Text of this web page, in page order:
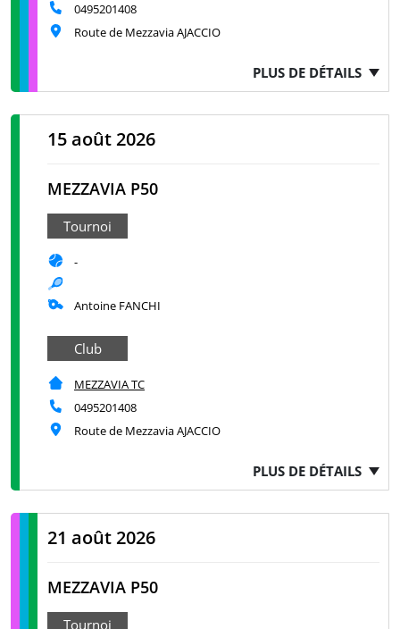
0495201408
Route de Mezzavia AJACCIO
PLUS DE DÉTAILS
15 août 2026
MEZZAVIA P50
Tournoi
-
Antoine FANCHI
Club
MEZZAVIA TC
0495201408
Route de Mezzavia AJACCIO
PLUS DE DÉTAILS
21 août 2026
MEZZAVIA P50
Tournoi